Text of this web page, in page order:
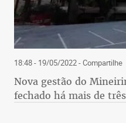
18:48 - 19/05/2022- Compartilhe
Nova gestão do
fechado há mais de